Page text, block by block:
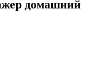
домашний